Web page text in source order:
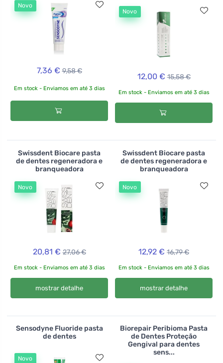
Novo
7,36 € 9,58 €
Em stock - Enviamos em até 3 dias
Novo
12,00 € 15,58 €
Em stock - Enviamos em até 3 dias
Swissdent Biocare pasta
de dentes regeneradora e
branqueadora
Novo
20,81 € 27,06 €
Em stock - Enviamos em até 3 dias
mostrar detalhe
Swissdent Biocare pasta
de dentes regeneradora e
branqueadora
Novo
12,92 € 16,79 €
Em stock - Enviamos em até 3 dias
mostrar detalhe
Sensodyne Fluoride pasta
de dentes
Novo
Biorepair Peribioma Pasta
de Dentes Proteção
Gengival para dentes
sens...